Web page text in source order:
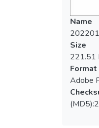
Name
Size
221.51
Format
Adobe